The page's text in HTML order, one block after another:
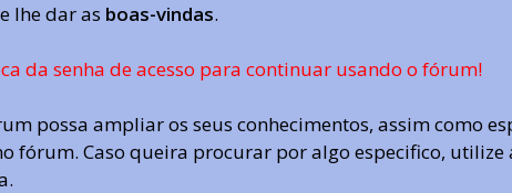
lhe dar as boas-vindas.
da senha de acesso para continuar usando o fórum!
possa ampliar os seus conhecimentos, assim como
fórum. Caso queira procurar por algo especifico,